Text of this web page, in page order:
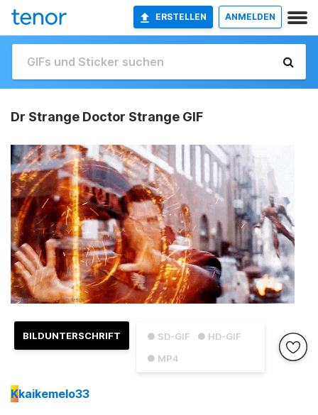
ERSTELLEN ANMELDEN
Dr Strange Doctor Strange GIF
● SD-GIF
● HD-GIF
● MP4
BILDUNTERSCHRIFT
Kkaikemelo33